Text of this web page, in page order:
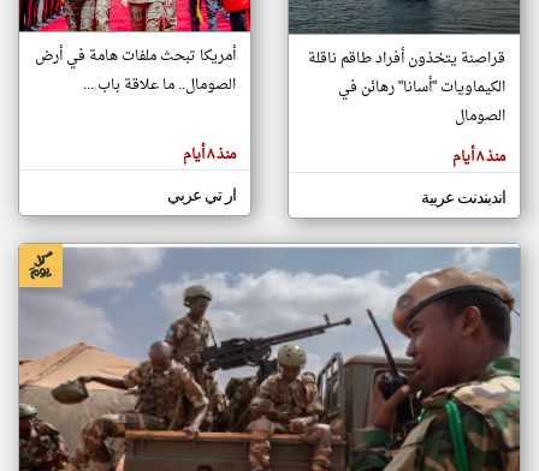
تغيير الدولة
اخبار الصومال على مدار الساعة
أهم اخبار الصومال العاجلة والمباشرة
المقالات
هنا عن
وجهة
كاتبيها.
قراصنة يتخذون أفراد طاقم ناقلة
الكيماويات "أسانا" رهائن في
الصومال
منذ ٨ أيام
اندبندنت عربية
أمريكا تبحث ملفات هامة في أرض
الصومال.. ما علاقة باب ...
منذ ٨ أيام
ار تي عربي
klyoum.com